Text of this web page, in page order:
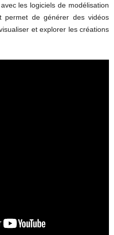
les logiciels de modélisation
permet de générer des vidéos
et explorer les créations